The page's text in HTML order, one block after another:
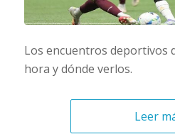
Los encuentros deportivos
hora y dónde verlos.
Leer